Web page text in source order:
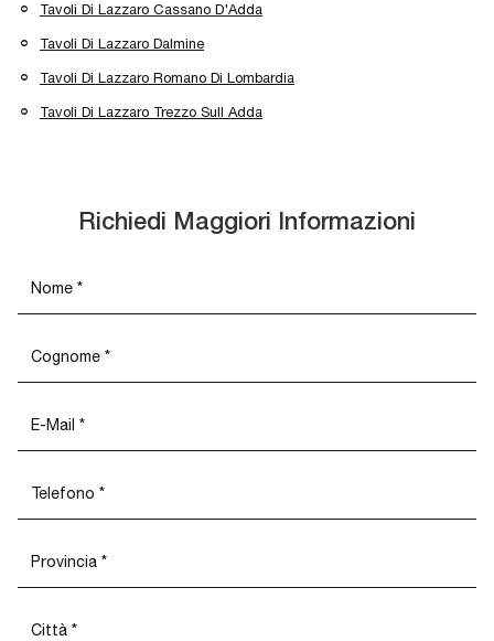
Tavoli Di Lazzaro Cassano D'Adda
Tavoli Di Lazzaro Dalmine
Tavoli Di Lazzaro Romano Di Lombardia
Tavoli Di Lazzaro Trezzo Sull Adda
Richiedi Maggiori Informazioni